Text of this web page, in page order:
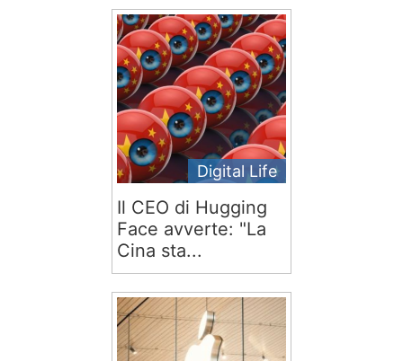
Digital Life
Il CEO di Hugging
Face avverte: "La
Cina sta...